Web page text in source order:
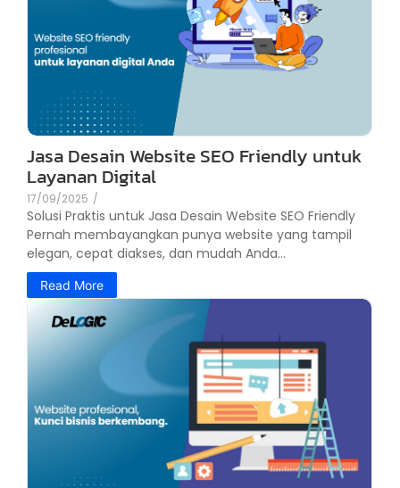
Jasa Desain Website SEO Friendly untuk
Layanan Digital
17/09/2025 /
Solusi Praktis untuk Jasa Desain Website SEO Friendly
Pernah membayangkan punya website yang tampil
elegan, cepat diakses, dan mudah Anda...
Read More